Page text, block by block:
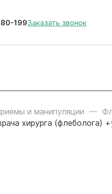
199Заказать звонок
и манипуляции
хирурга (флеболога)